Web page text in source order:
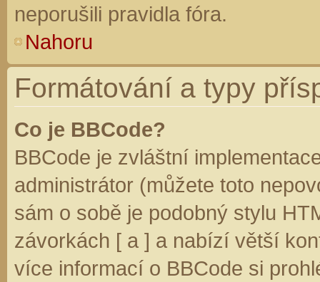
neporušili pravidla fóra.
Nahoru
Formátování a typy
Co je BBCode?
BBCode je zvláštní
administrátor (můžete toto
sám o sobě je podobný stylu
závorkách [ a ] a nabízí větší
více informací o BBCode si